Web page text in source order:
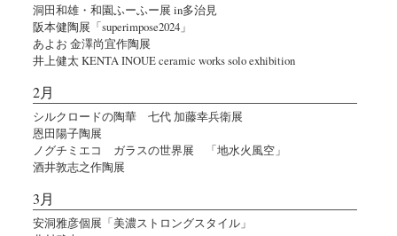
洞田和雄・和園ふーふー展 in多治見
阪本健陶展「superimpose2024」
あよお 金澤尚宜作陶展
井上健太 KENTA INOUE ceramic works solo exhibition
2月
シルクロードの陶華 七代 加藤幸兵衛展
恩田陽子陶展
ノグチミエコ ガラスの世界展 「地水火風空」
酒井敦志之作陶展
3月
安洞雅彦個展「美濃ストロングスタイル」